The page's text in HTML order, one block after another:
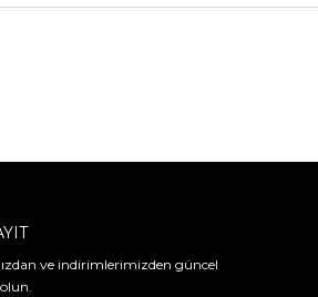
ve indirimlerimizden güncel